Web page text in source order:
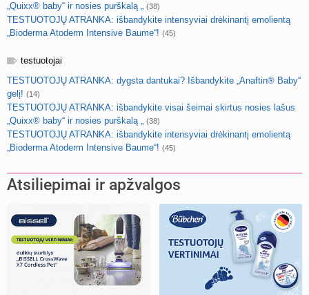
„Quixx® baby“ ir nosies purškalą „ (38)
TESTUOTOJŲ ATRANKA: išbandykite intensyviai drėkinantį emolientą
„Bioderma Atoderm Intensive Baume“! (45)
testuotojai
TESTUOTOJŲ ATRANKA: dygsta dantukai? Išbandykite „Anaftin® Baby“
gelį! (14)
TESTUOTOJŲ ATRANKA: išbandykite visai šeimai skirtus nosies lašus
„Quixx® baby“ ir nosies purškalą „ (38)
TESTUOTOJŲ ATRANKA: išbandykite intensyviai drėkinantį emolientą
„Bioderma Atoderm Intensive Baume“! (45)
Atsiliepimai ir apžvalgos